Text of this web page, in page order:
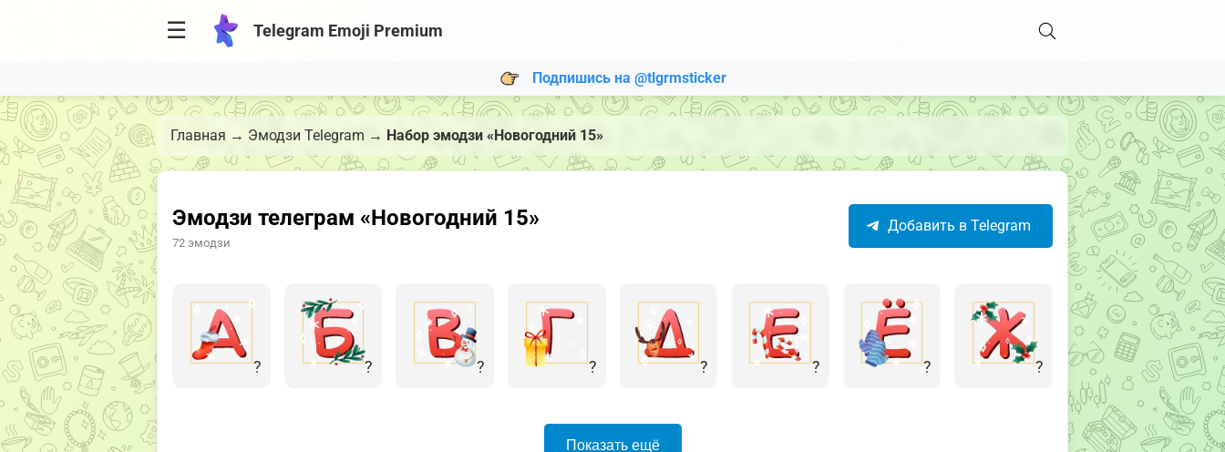
☰ Telegram Emoji Premium
Подпишись на @tlgrmsticker
Главная → Эмодзи Telegram → Набор эмодзи «Новогодний 15»
Эмодзи телеграм «Новогодний 15»
72 эмодзи
Добавить в Telegram
? ? ? ? ? ? ? ?
Показать ещё